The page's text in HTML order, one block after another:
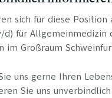
sich für diese Position
d) für Allgemeinmedizin
im Großraum
uns gerne Ihren
Sie uns